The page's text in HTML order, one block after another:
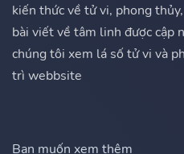
kiến thức về tử vi, phong
bài viết về tâm linh được cập
chúng tôi xem lá số tử vi và
trì webbsite
Bạn muốn xem thêm